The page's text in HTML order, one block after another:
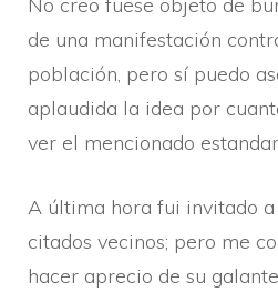
de una manifestación
población, pero sí­ puedo
aplaudida la idea por
ver el mencionado
A última hora fui invitado
citados vecinos; pero me
hacer aprecio de su